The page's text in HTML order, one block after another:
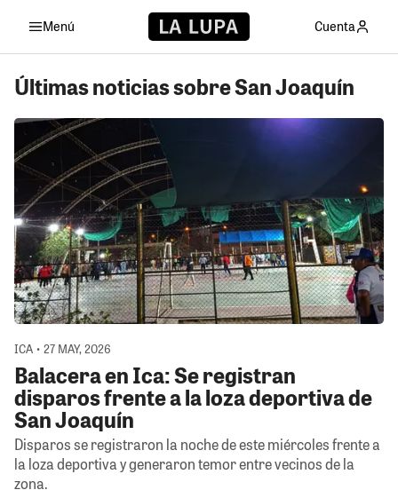
Menú Cuenta
Últimas noticias sobre San Joaquín
ICA • 27 MAY, 2026
Balacera en Ica: Se registran
disparos frente a la loza deportiva de
San Joaquín
Disparos se registraron la noche de este miércoles frente a
la loza deportiva y generaron temor entre vecinos de la
zona.